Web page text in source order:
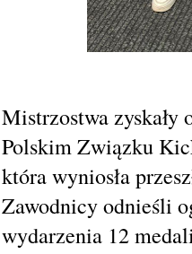
Mistrzostwa zyskały
Polskim Związku
która wyniosła
Zawodnicy odnieśli
wydarzenia 12